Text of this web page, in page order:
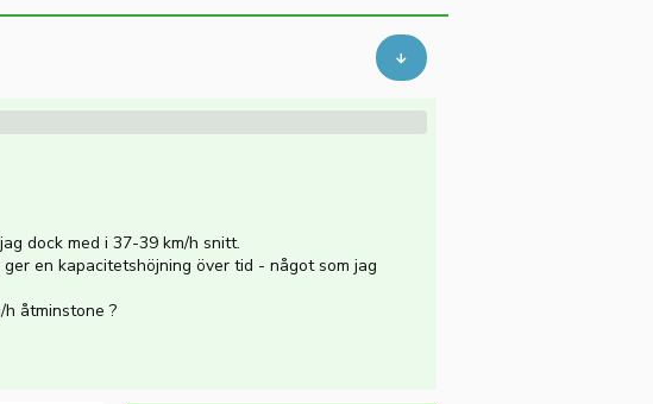
dock med i 37-39 km/h snitt.
en kapacitetshöjning över tid - något som jag
åtminstone ?